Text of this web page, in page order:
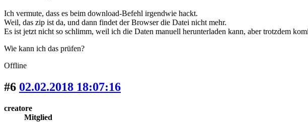
Ich vermute, dass es beim download-Befehl irgendwie hackt.
Weil, das zip ist da, und dann findet der Browser die Datei nicht mehr.
Es ist jetzt nicht so schlimm, weil ich die Daten manuell herunterladen kann, aber trotzdem
Wie kann ich das prüfen?
Offline
#6 02.02.2018 18:07:16
creatore
Mitglied